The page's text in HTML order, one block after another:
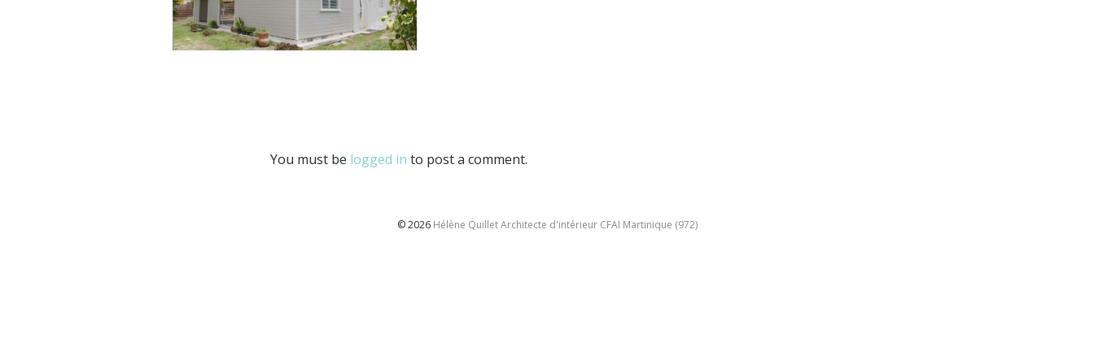
You must be logged in to post a comment.
© 2026 Hélène Quillet Architecte d'intérieur CFAI Martinique (972)